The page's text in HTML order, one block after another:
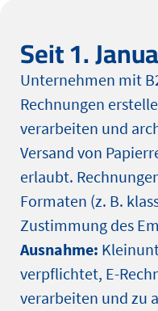
Seit 1.
Unternehmen mit
Rechnungen
verarbeiten und
Versand von
erlaubt.
Formaten (z. B.
Zustimmung des
Ausnahme:
verpflichtet, E-
verarbeiten und zu